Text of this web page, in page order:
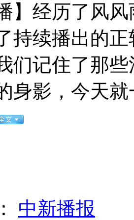
用手机 一经发现当众砸毁
汽车修理厂：失误造成
3年考上研究生
车密集发布
表演完美平衡
经历了风风
持续播出的
们记住了那
身影，今天
中新播报